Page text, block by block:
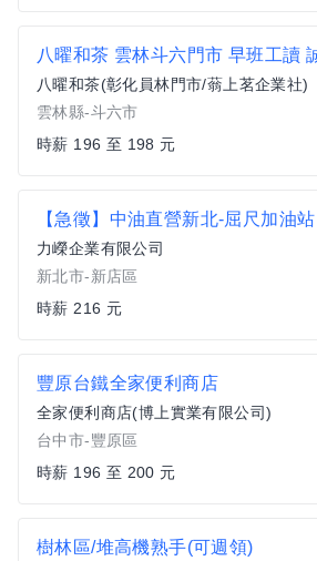
八曜和茶(彰化員林門市/蓊上茗企業社)
雲林縣-斗六市
時薪 196 至 198 元
【急徵】中油直營新北-屈尺加油站
力嶸企業有限公司
新北市-新店區
時薪 216 元
豐原台鐵全家便利商店
全家便利商店(博上實業有限公司)
台中市-豐原區
時薪 196 至 200 元
樹林區/堆高機熟手(可週領)